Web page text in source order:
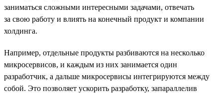
заниматься сложными интересными задачами, отвечать
за свою работу и влиять на конечный продукт и компании
холдинга.
Например, отдельные продукты разбиваются на несколько
микросервисов, и каждым из них занимается один
разработчик, а дальше микросервисы интегрируются между
собой. Это позволяет ускорить разработку, запараллелив